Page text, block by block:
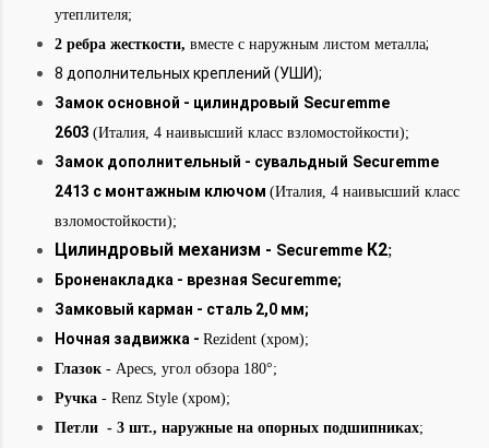
утеплителя;
2 ребра жесткости, вместе с наружным листом металла;
8 дополнительных креплений (УШИ);
Замок основной - цилиндровый Securemme
2603 (Италия, 4 наивысший класс взломостойкости);
Замок дополнительный - сувальдный Securemme
2413 с монтажным ключом (Италия, 4 наивысший класс
взломостойкости);
Цилиндровый механизм - Securemme К2;
Броненакладка - врезная Securemme;
Замковый карман - сталь 2,0 мм;
Ночная задвижка - Rezident (хром);
Глазок - Apecs, угол обзора 180°;
Ручка - Renz Style (хром);
Петли - 3 шт., наружные на опорных подшипниках;